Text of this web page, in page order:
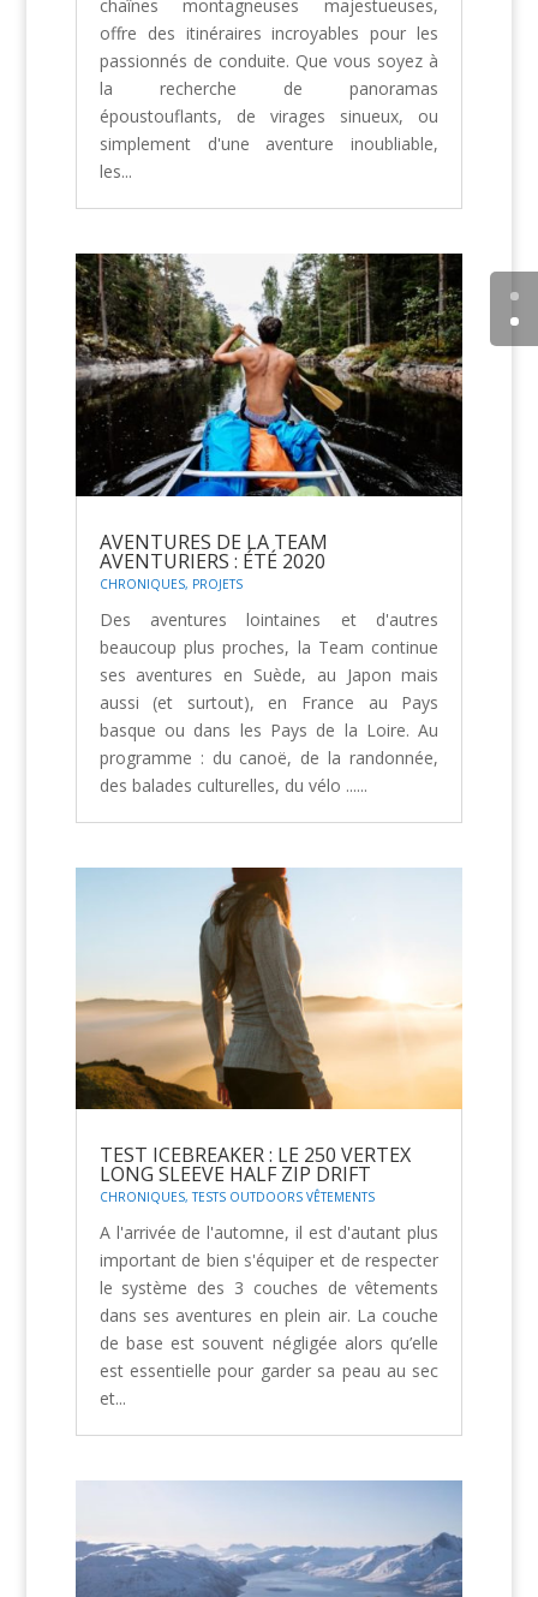
chaînes montagneuses majestueuses,
offre des itinéraires incroyables pour les
passionnés de conduite. Que vous soyez à
la recherche de panoramas
époustouflants, de virages sinueux, ou
simplement d'une aventure inoubliable,
les...
AVENTURES DE LA TEAM
AVENTURIERS : ÉTÉ 2020
CHRONIQUES, PROJETS
Des aventures lointaines et d'autres
beaucoup plus proches, la Team continue
ses aventures en Suède, au Japon mais
aussi (et surtout), en France au Pays
basque ou dans les Pays de la Loire. Au
programme : du canoë, de la randonnée,
des balades culturelles, du vélo ......
TEST ICEBREAKER : LE 250 VERTEX
LONG SLEEVE HALF ZIP DRIFT
CHRONIQUES,TESTS OUTDOORS VÊTEMENTS
A l'arrivée de l'automne, il est d'autant plus
important de bien s'équiper et de respecter
le système des 3 couches de vêtements
dans ses aventures en plein air. La couche
de base est souvent négligée alors qu’elle
est essentielle pour garder sa peau au sec
et...